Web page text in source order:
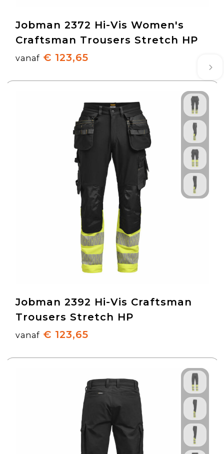
Jobman 2372 Hi-Vis Women's
Craftsman Trousers Stretch HP
vanaf € 123,65
Jobman 2392 Hi-Vis Craftsman
Trousers Stretch HP
vanaf € 123,65